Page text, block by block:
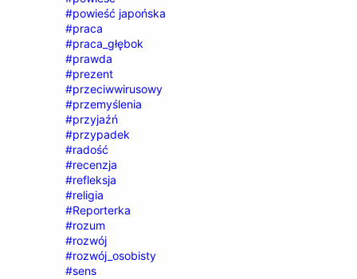
#powieść japońska
#praca
#praca_głębok
#prawda
#prezent
#przeciwwirusowy
#przemyślenia
#przyjaźń
#przypadek
#radość
#recenzja
#refleksja
#religia
#Reporterka
#rozum
#rozwój
#rozwój_osobisty
#sens